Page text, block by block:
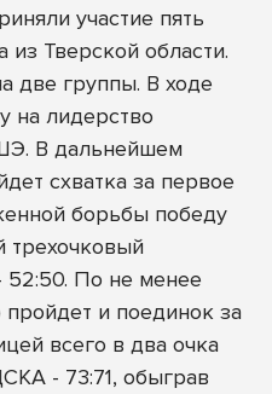
участие пять
Тверской области.
две группы. В ходе
на лидерство
В дальнейшем
схватка за первое
борьбы победу
трехочковый
52:50. По не менее
и поединок за
всего в два очка
- 73:71, обыграв